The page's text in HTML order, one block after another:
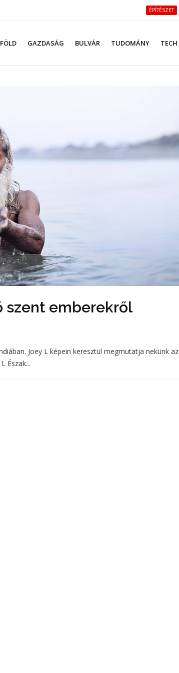
ÉPÍTÉSZET
GAZDASÁG BULVÁR TUDOMÁNY TECH
szent emberekről
Joey L képein keresztül megmutatja nekünk az
Észak...